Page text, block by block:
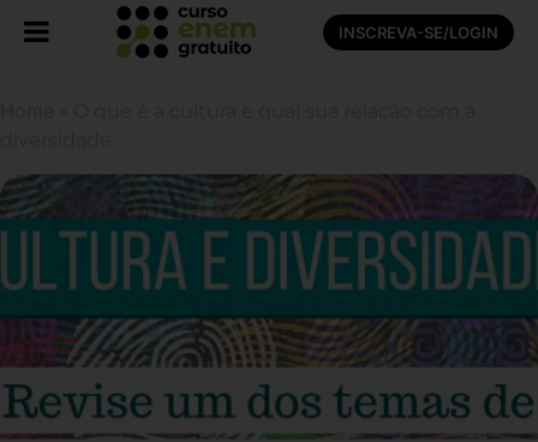
INSCREVA-SE/LOGIN